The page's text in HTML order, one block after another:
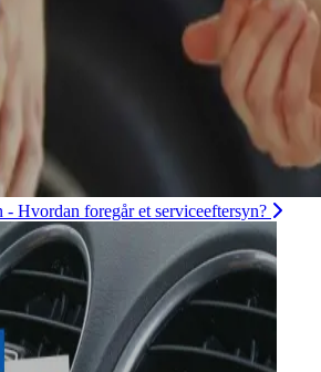
Hvordan foregår et serviceeftersyn?